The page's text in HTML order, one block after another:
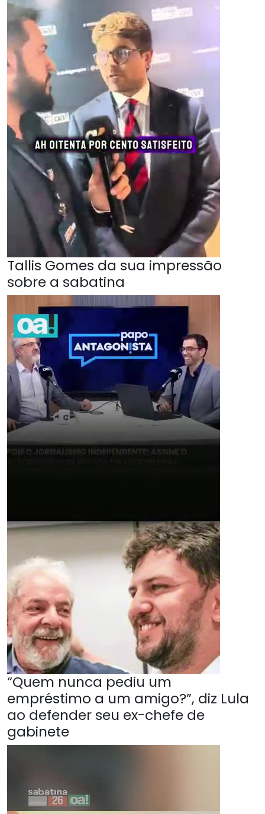
Tallis Gomes da sua impressão
sobre a sabatina
“Quem nunca pediu um
empréstimo a um amigo?”, diz Lula
ao defender seu ex-chefe de
gabinete